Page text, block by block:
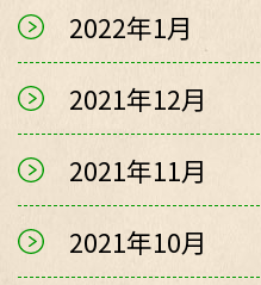
2022年1月
2021年12月
2021年11月
2021年10月